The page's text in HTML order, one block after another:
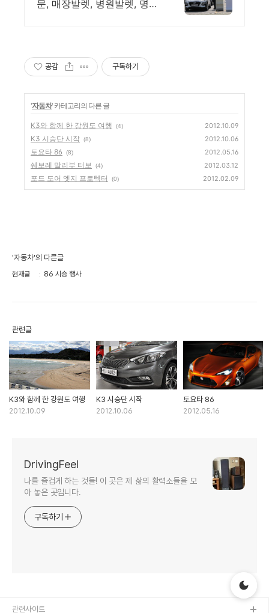
문, 매장발렛, 병원발렛, 명품
공감 구독하기
'자동차' 카테고리의 다른 글
K3와 함께 한 강원도 여행 (4) 2012.10.09
K3 시승단 시작 (8) 2012.10.06
토요타 86 (8) 2012.05.16
쉐보레 말리부 터보 (4) 2012.03.12
포드 도어 엣지 프로텍터 (0) 2012.02.09
'자동차'의 다른글
현재글 86 시승 행사
관련글
K3와 함께 한 강원도 여행
2012.10.09
K3 시승단 시작
2012.10.06
토요타 86
2012.05.16
DrivingFeel
나를 즐겁게 하는 것들! 이 곳은 제 삶의 활력소들을 모
아 놓은 곳입니다.
구독하기
관련사이트